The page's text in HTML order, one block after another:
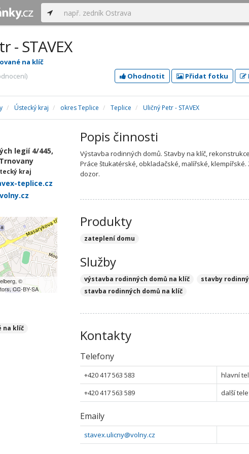
- STAVEX
na klíč
Ohodnotit Přidat fotku
Ústecký kraj okres Teplice Teplice Uličný Petr - STAVEX
Popis činnosti
Výstavba rodinných domů. Stavby na klíč,
Práce štukatérské, obkladačské, malířské,
dozor.
Produkty
zateplení domu
Služby
výstavba rodinných domů na klíč
stavby
stavba rodinných domů na klíč
Kontakty
Telefony
+420 417 563 583
hlavní
+420 417 563 589
další
Emaily
stavex.ulicny@volny.cz
legií 4/445,
kraj
teplice.cz
©
CC-BY-SA
na klíč